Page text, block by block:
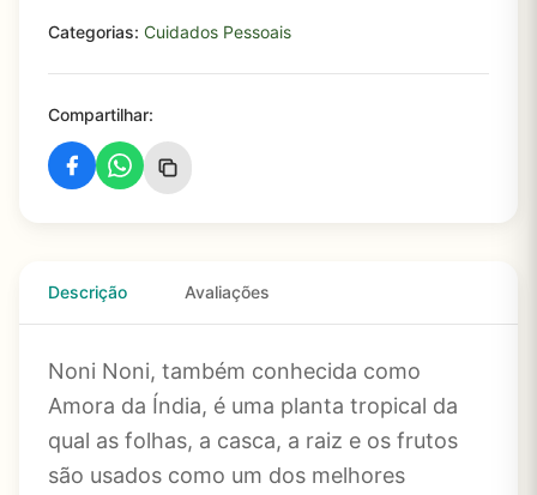
Categorias: Cuidados Pessoais
Compartilhar:
Descrição Avaliações
Noni Noni, também conhecida como
Amora da Índia, é uma planta tropical da
qual as folhas, a casca, a raiz e os frutos
são usados ​​como um dos melhores